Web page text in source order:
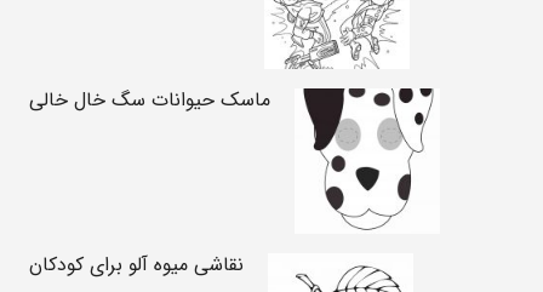
ماسک حیوانات سگ خال خالی
نقاشی میوه آلو برای کودکان